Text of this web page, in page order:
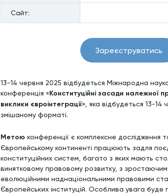
Сайт:
Зареєструватись
13-14 червня 2025 відбудеться Міжнародна
конференція «Конституційні засади належної
виклики євроінтеграції», яка відбудеться 13-14
змішаному форматі.
Метою конференції є комплексне дослідження
Європейському континенті працюють задля
конституційних систем, багато з яких мають
винятковому правовому розвитку, з
еволюційними наднаціональними правовими
Європейських інституцій. Особлива увага буде